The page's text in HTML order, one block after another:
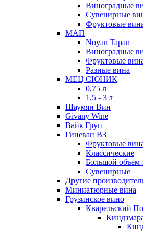
Виноградные
Сувенирные
Фруктовые
МАП
Noyan Tapan
Виноградные
Фруктовые
Разные вина
МЕЦ СЮНИК
0,75 л
1,5 - 3 л
Шаумян Вин
Givany Wine
Вайк Груп
Гиневан ВЗ
Фруктовые
Классические
Большой объем
Сувенирные
Другие
Миниатюрные вина
Грузинское вино
Кварельский